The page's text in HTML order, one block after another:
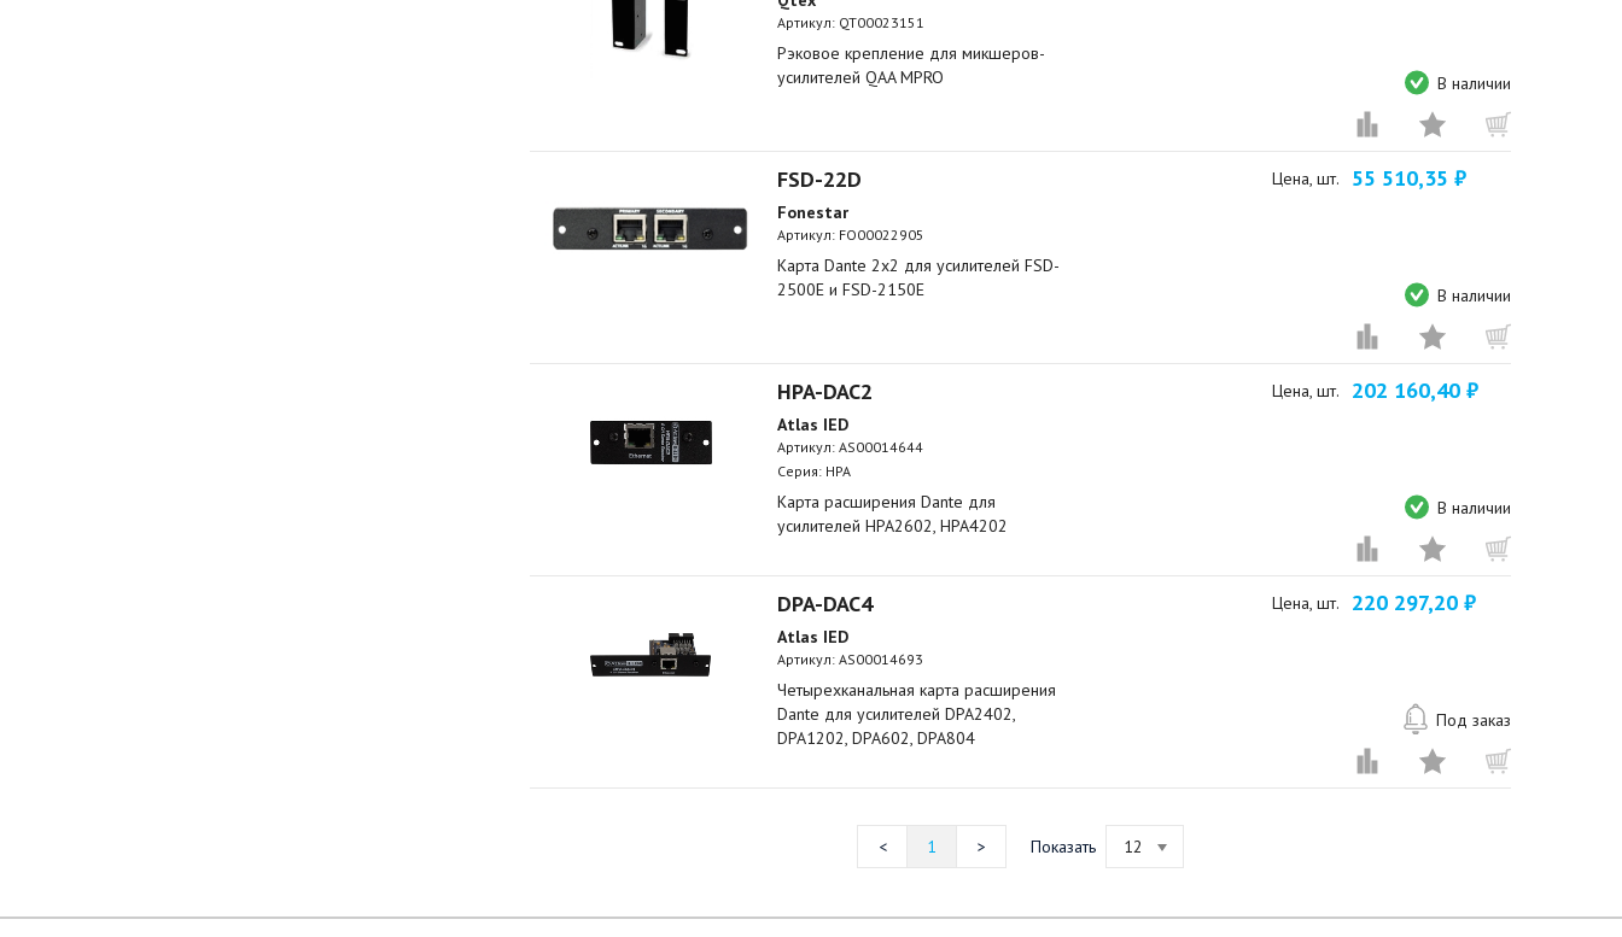
Артикул: QT00023151
Рэковое крепление для микшеров-
усилителей QAA MPRO
В наличии
FSD-22D
Fonestar
Артикул: FO00022905
Kарта Dante 2x2 для усилителей FSD-
2500E и FSD-2150E
Цена, шт. 55 510,35 ₽
В наличии
HPA-DAC2
Atlas IED
Артикул: AS00014644
Серия: HPA
Карта расширения Dante для
усилителей HPA2602, HPA4202
Цена, шт. 202 160,40 ₽
В наличии
DPA-DAC4
Atlas IED
Артикул: AS00014693
Четырехканальная карта расширения
Dante для усилителей DPA2402,
DPA1202, DPA602, DPA804
Цена, шт. 220 297,20 ₽
Под заказ
1 Показать 12